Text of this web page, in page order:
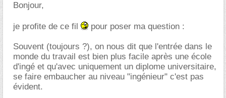
Bonjour,
je profite de ce fil pour poser ma question :
Souvent (toujours ?), on nous dit que l'entrée dans le
monde du travail est bien plus facile après une école
d'ingé et qu'avec uniquement un diplome universitaire,
se faire embaucher au niveau "ingénieur" c'est pas
évident.